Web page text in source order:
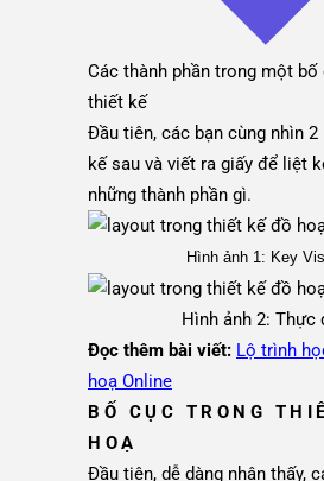
Các thành phần trong một bố
thiết kế
Đầu tiên, các bạn cùng nhìn
kế sau và viết ra giấy để liệt
những thành phần gì.
Hình ảnh 1: Key
Hình ảnh 2: Thực
Đọc thêm bài viết: Lộ trình
hoạ Online
BỐ CỤC TRONG
HOẠ
Đầu tiên, dễ dàng nhận thấy,